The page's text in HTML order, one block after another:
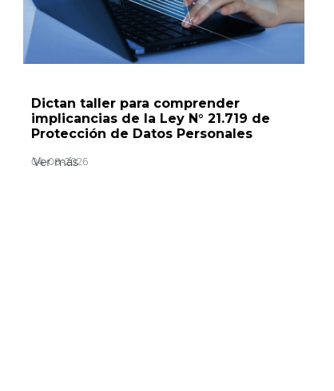
Dictan taller para comprender
implicancias de la Ley N° 21.719 de
Protección de Datos Personales
04-08-2026
Ver más